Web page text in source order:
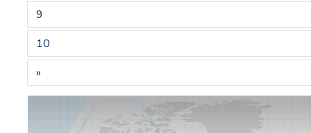
9
10
»